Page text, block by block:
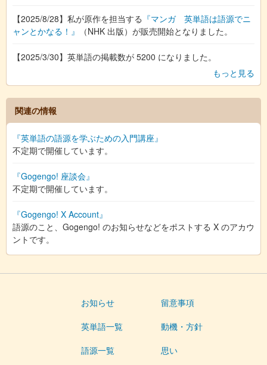
【2025/8/28】私が原作を担当する 『マンガ 英単語は語源でニ
ャンとかなる！』
（NHK 出版）が販売開始となりました。
【2025/3/30】英単語の掲載数が 5200 になりました。
もっと見る
関連の情報
『英単語の語源を学ぶための入門講座』
不定期で開催しています。
『Gogengo! 座談会』
不定期で開催しています。
『Gogengo! X Account』
語源のこと、Gogengo! のお知らせなどをポストする X のアカウ
ントです。
お知らせ
英単語一覧
語源一覧
留意事項
動機・方針
思い